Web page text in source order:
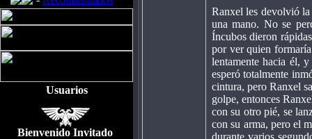
Usuarios
Bienvenido Invitado
Ranxel les devolvió
una mano. No se
Íncubos dieron
por ver quien
lentamente hacia él,
esperó totalmente
cintura, pero Ranxel
golpe, entonces
con su otro pié, se
con su arma, pero el